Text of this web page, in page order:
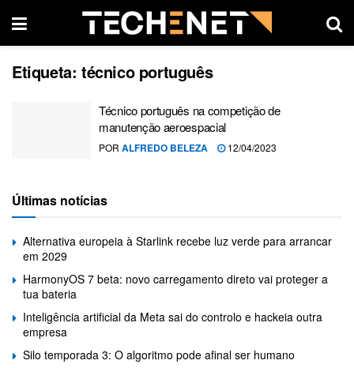
Etiqueta: técnico português
Técnico português na competição de
manutenção aeroespacial
POR ALFREDO BELEZA 12/04/2023
Últimas notícias
Alternativa europeia à Starlink recebe luz verde para arrancar
em 2029
HarmonyOS 7 beta: novo carregamento direto vai proteger a
tua bateria
Inteligência artificial da Meta sai do controlo e hackeia outra
empresa
Silo temporada 3: O algoritmo pode afinal ser humano